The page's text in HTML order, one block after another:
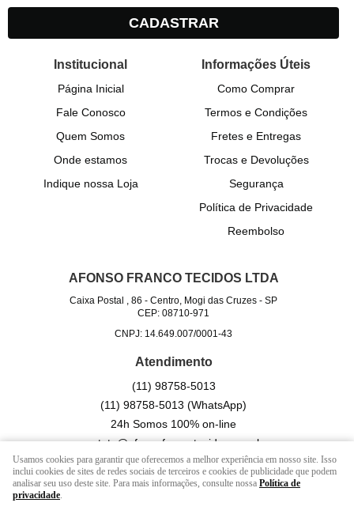
CADASTRAR
Institucional
Página Inicial
Fale Conosco
Quem Somos
Onde estamos
Indique nossa Loja
Informações Úteis
Como Comprar
Termos e Condições
Fretes e Entregas
Trocas e Devoluções
Segurança
Política de Privacidade
Reembolso
AFONSO FRANCO TECIDOS LTDA
Caixa Postal , 86 -Centro, Mogi das Cruzes -SP
CEP: 08710-971
CNPJ: 14.649.007/0001-43
Atendimento
(11) 98758-5013
(11) 98758-5013(WhatsApp)
24h Somos 100% on-line
contato@afonsofrancotecidos.com.br
LOJA VIRTUAL CRIADA POR
Usamos cookies para garantir que oferecemos a melhor experiência em nosso site. Isso
inclui cookies de sites de redes sociais de terceiros e cookies de publicidade que podem
analisar seu uso deste site. Para mais informações, consulte nossa Política de
privacidade.